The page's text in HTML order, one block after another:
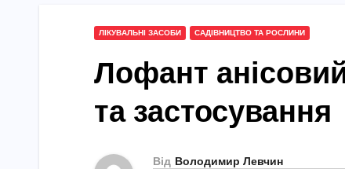
ЛІКУВАЛЬНІ ЗАСОБИ САДІВНИЦТВО ТА РОСЛИНИ
Лофант
та застосування
Від Володимир Левчин